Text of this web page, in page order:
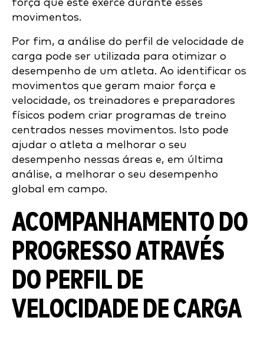
força que este exerce durante esses
movimentos.
Por fim, a análise do perfil de velocidade de
carga pode ser utilizada para otimizar o
desempenho de um atleta. Ao identificar os
movimentos que geram maior força e
velocidade, os treinadores e preparadores
físicos podem criar programas de treino
centrados nesses movimentos. Isto pode
ajudar o atleta a melhorar o seu
desempenho nessas áreas e, em última
análise, a melhorar o seu desempenho
global em campo.
ACOMPANHAMENTO DO
PROGRESSO ATRAVÉS
DO PERFIL DE
VELOCIDADE DE CARGA